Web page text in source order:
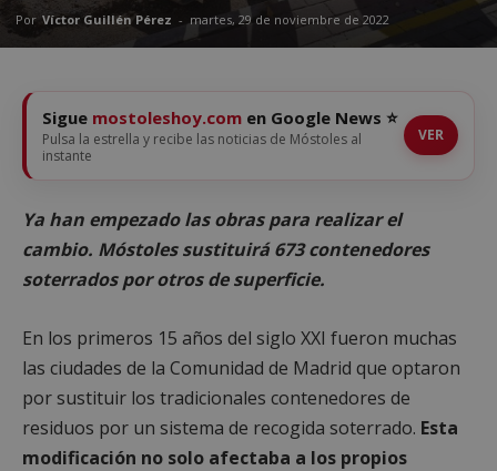
Por Víctor Guillén Pérez - martes, 29 de noviembre de 2022
Sigue mostoleshoy.com en Google News ⭐
Pulsa la estrella y recibe las noticias de Móstoles al
instante
VER
Ya han empezado las obras para realizar el
cambio. Móstoles sustituirá 673 contenedores
soterrados por otros de superficie.
En los primeros 15 años del siglo XXI fueron muchas
las ciudades de la Comunidad de Madrid que optaron
por sustituir los tradicionales contenedores de
residuos por un sistema de recogida soterrado. Esta
modificación no solo afectaba a los propios